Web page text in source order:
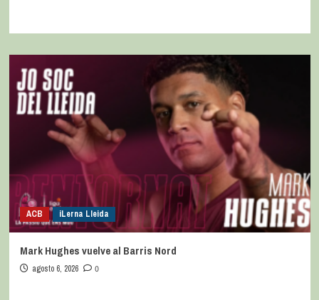
ACB iLerna Lleida
Mark Hughes vuelve al Barris Nord
agosto 6, 2026 0